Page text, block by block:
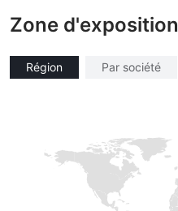
Zone d'exposition
Région Par société